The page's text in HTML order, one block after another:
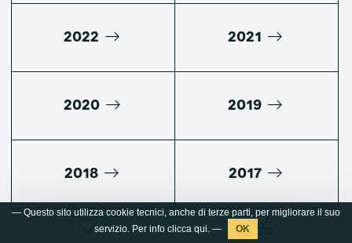
2022 2021
2020 2019
2018 2017